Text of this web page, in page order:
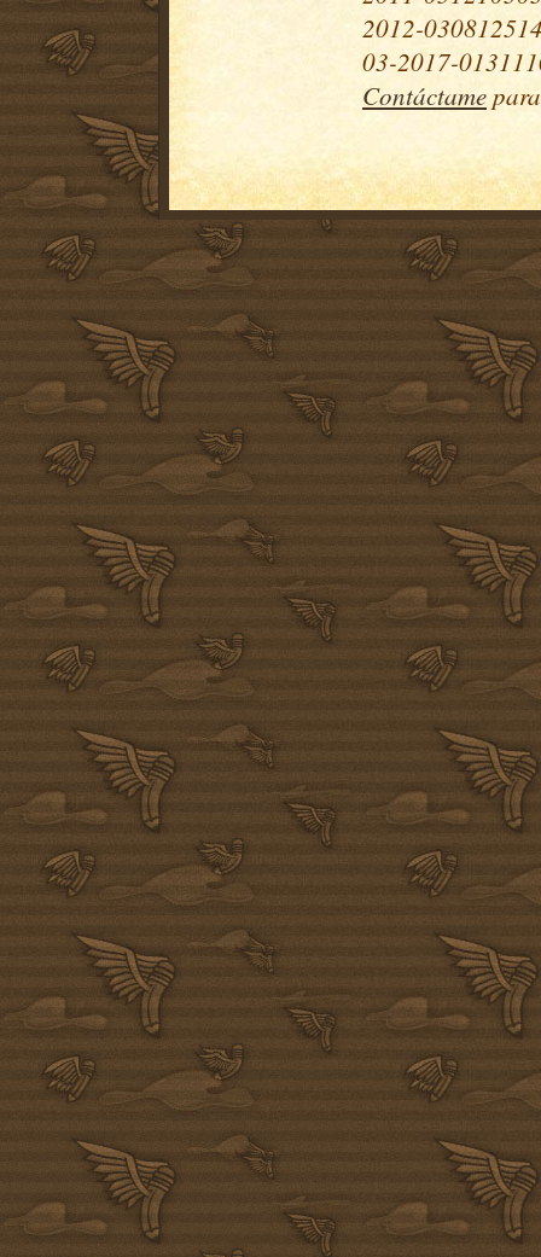
2012-
03-2017-
Contáctame